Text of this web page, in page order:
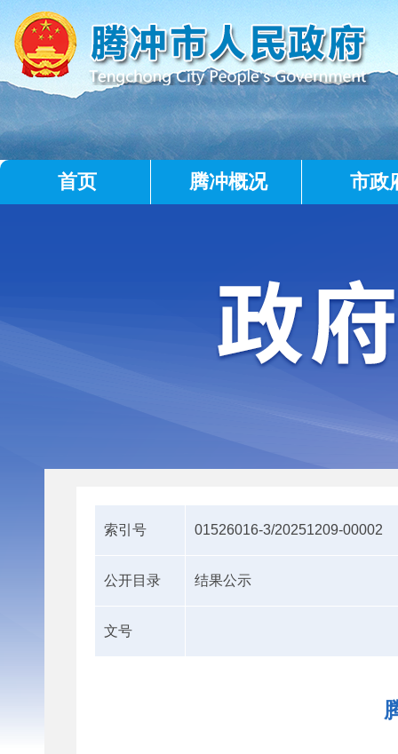
首页 腾冲概况 市政
索引号 01526016-3/20251209-00002
公开目录 结果公示
文号